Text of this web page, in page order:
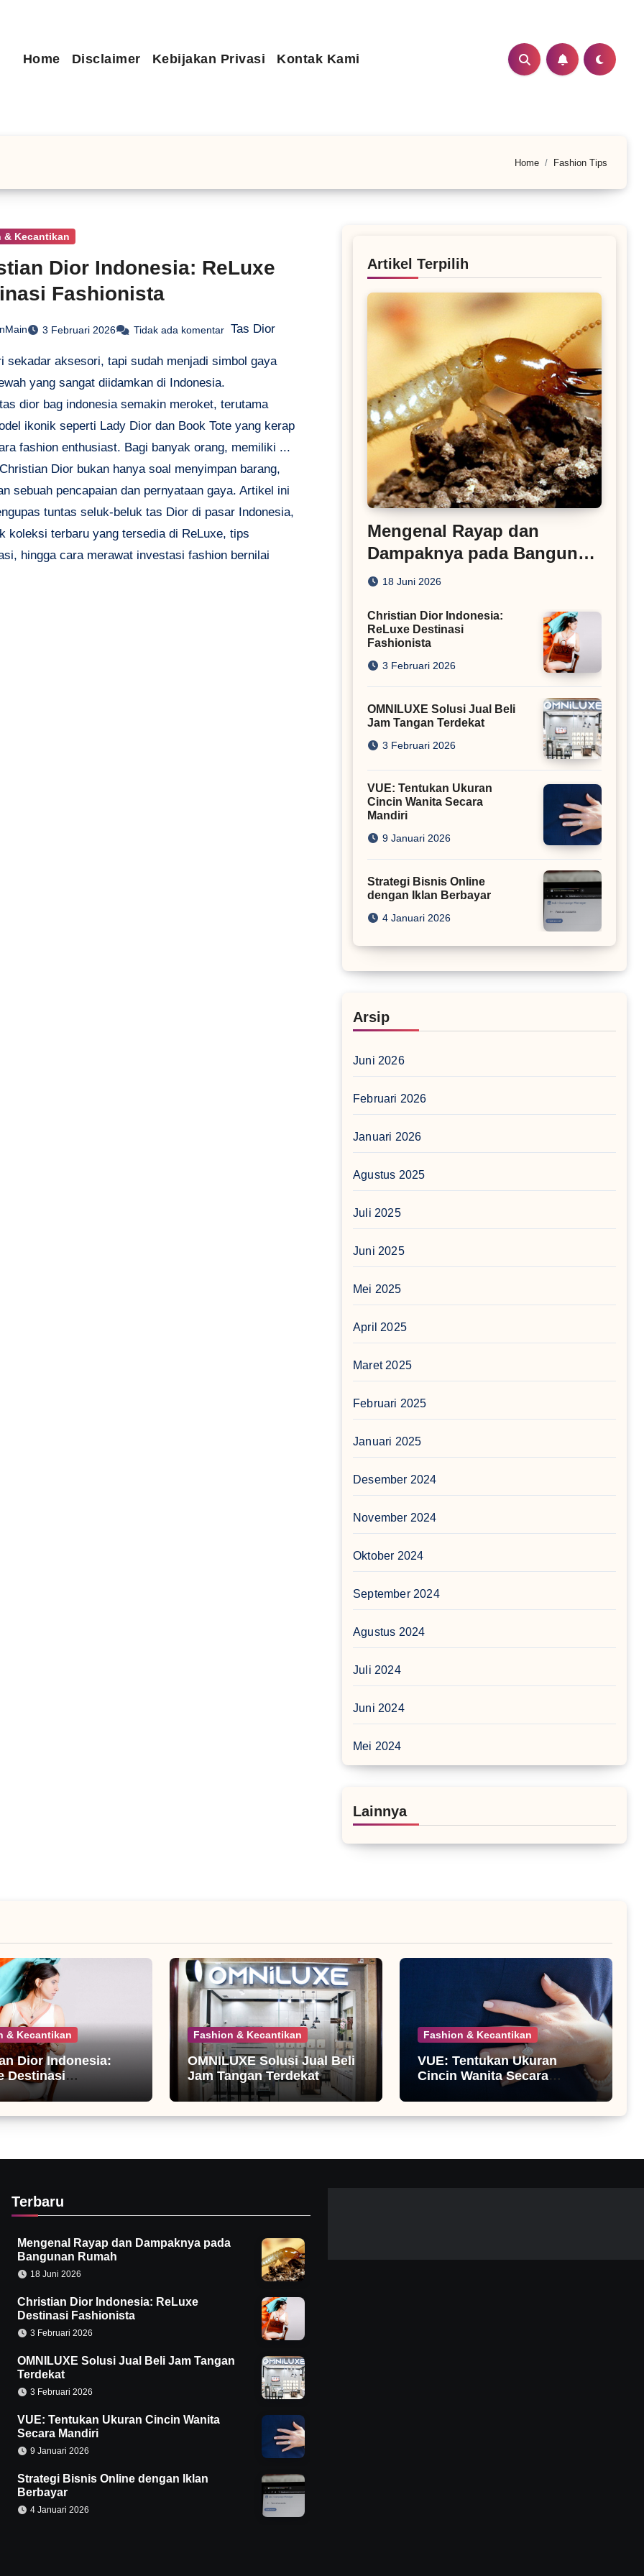
Home Disclaimer Kebijakan Privasi Kontak Kami
Home Fashion Tips
& Kecantikan
Dior Indonesia: ReLuxe
Fashionista
3 Februari 2026 Tidak ada komentar Tas Dior
sekadar aksesori, tapi sudah menjadi simbol gaya
yang sangat diidamkan di Indonesia.
dior bag indonesia semakin meroket, terutama
ikonik seperti Lady Dior dan Book Tote yang kerap
fashion enthusiast. Bagi banyak orang, memiliki ...
Dior bukan hanya soal menyimpan barang,
sebuah pencapaian dan pernyataan gaya. Artikel ini
tuntas seluk-beluk tas Dior di pasar Indonesia,
koleksi terbaru yang tersedia di ReLuxe, tips
hingga cara merawat investasi fashion bernilai
Artikel Terpilih
Mengenal Rayap dan
Dampaknya pada Bangunan
Rumah
18 Juni 2026
Christian Dior Indonesia:
ReLuxe Destinasi
Fashionista
3 Februari 2026
OMNILUXE Solusi Jual Beli
Jam Tangan Terdekat
3 Februari 2026
VUE: Tentukan Ukuran
Cincin Wanita Secara
Mandiri
9 Januari 2026
Strategi Bisnis Online
dengan Iklan Berbayar
4 Januari 2026
Arsip
Juni 2026
Februari 2026
Januari 2026
Agustus 2025
Juli 2025
Juni 2025
Mei 2025
April 2025
Maret 2025
Februari 2025
Januari 2025
Desember 2024
November 2024
Oktober 2024
September 2024
Agustus 2024
Juli 2024
Juni 2024
Mei 2024
Lainnya
& Kecantikan
Dior Indonesia:
Destinasi
Fashion & Kecantikan
OMNILUXE Solusi Jual Beli
Jam Tangan Terdekat
Fashion & Kecantikan
VUE: Tentukan Ukuran
Cincin Wanita Secara
Terbaru
Mengenal Rayap dan Dampaknya pada
Bangunan Rumah
18 Juni 2026
Christian Dior Indonesia: ReLuxe
Destinasi Fashionista
3 Februari 2026
OMNILUXE Solusi Jual Beli Jam Tangan
Terdekat
3 Februari 2026
VUE: Tentukan Ukuran Cincin Wanita
Secara Mandiri
9 Januari 2026
Strategi Bisnis Online dengan Iklan
Berbayar
4 Januari 2026